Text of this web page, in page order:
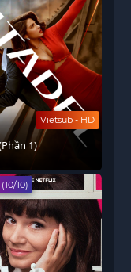
Vietsub - HD
1)
10)